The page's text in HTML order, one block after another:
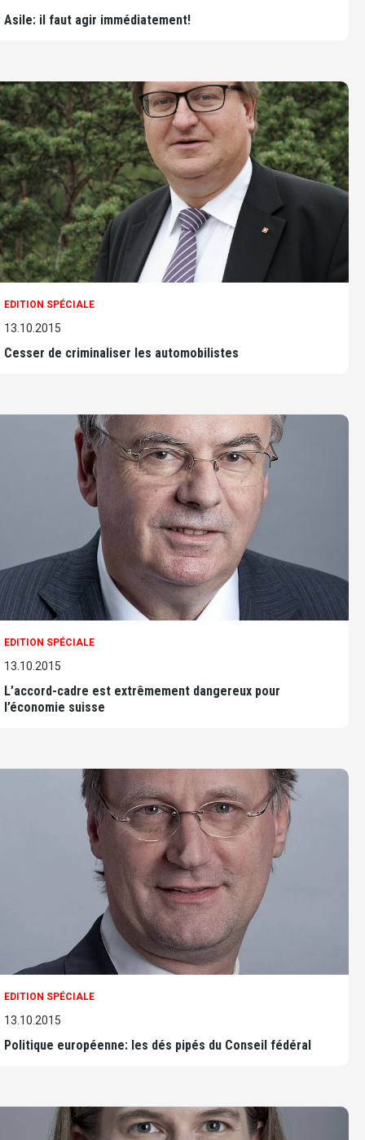
Asile: il faut agir immédiatement!
EDITION SPÉCIALE
13.10.2015
Cesser de criminaliser les automobilistes
EDITION SPÉCIALE
13.10.2015
L’accord-cadre est extrêmement dangereux pour
l’économie suisse
EDITION SPÉCIALE
13.10.2015
Politique européenne: les dés pipés du Conseil fédéral